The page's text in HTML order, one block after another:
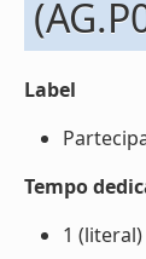
Label
Tempo
1 (literal)